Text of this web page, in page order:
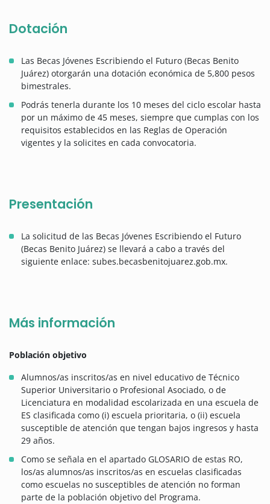
Dotación
Las Becas Jóvenes Escribiendo el Futuro (Becas Benito
Juárez) otorgarán una dotación económica de 5,800 pesos
bimestrales.
Podrás tenerla durante los 10 meses del ciclo escolar hasta
por un máximo de 45 meses, siempre que cumplas con los
requisitos establecidos en las Reglas de Operación
vigentes y la solicites en cada convocatoria.
Presentación
La solicitud de las Becas Jóvenes Escribiendo el Futuro
(Becas Benito Juárez) se llevará a cabo a través del
siguiente enlace: subes.becasbenitojuarez.gob.mx.
Más información
Población objetivo
Alumnos/as inscritos/as en nivel educativo de Técnico
Superior Universitario o Profesional Asociado, o de
Licenciatura en modalidad escolarizada en una escuela de
ES clasificada como (i) escuela prioritaria, o (ii) escuela
susceptible de atención que tengan bajos ingresos y hasta
29 años.
Como se señala en el apartado GLOSARIO de estas RO,
los/as alumnos/as inscritos/as en escuelas clasificadas
como escuelas no susceptibles de atención no forman
parte de la población objetivo del Programa.